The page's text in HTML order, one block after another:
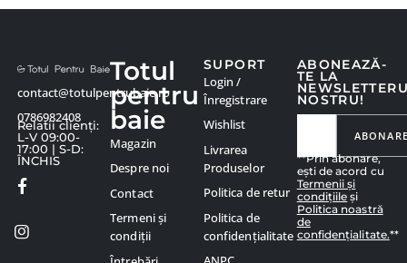
contact@totulpentrubaie.ro
0786982408
Relatii clienți:
L-V 09:00-
17:00 | S-D:
ÎNCHIS
ABONEAZĂ-
TE LA
NOSTRU!
**Prin abonare,
ești de acord cu
Termenii și
condițiile și
Politica noastră
de
confidențialitate.**
Totul
pentru
baie
Magazin
Despre noi
Contact
Termeni și
condiții
SUPORT
Login /
Înregistrare
Wishlist
Livrarea
Produselor
Politica de retur
Politica de
confidențialitate